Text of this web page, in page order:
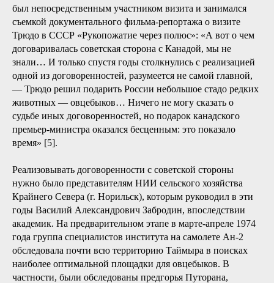
был непосредственным участником визита и занимался
съемкой документального фильма-репортажа о визите
Трюдо в СССР «Рукопожатие через полюс»: «А вот о чем
договаривалась советская сторона с Канадой, мы не
знали… И только спустя годы столкнулись с реализацией
одной из договоренностей, разумеется не самой главной,
— Трюдо решил подарить России небольшое стадо редких
животных — овцебыков… Ничего не могу сказать о
судьбе иных договоренностей, но подарок канадского
премьер-министра оказался бесценным: это показало
время» [5].
Реализовывать договоренности с советской стороны
нужно было представителям НИИ сельского хозяйства
Крайнего Севера (г. Норильск), которым руководил в эти
годы Василий Александрович Забродин, впоследствии
академик. На предварительном этапе в марте-апреле 1974
года группа специалистов института на самолете Ан-2
обследовала почти всю территорию Таймыра в поисках
наиболее оптимальной площадки для овцебыков. В
частности, были обследованы предгорья Путорана,